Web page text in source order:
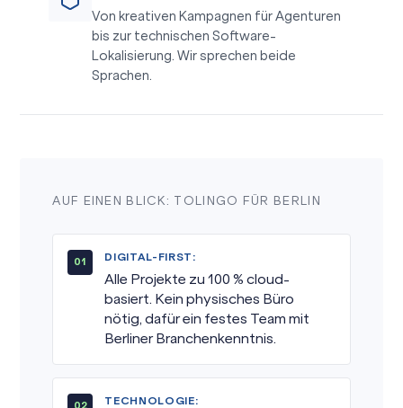
Von kreativen Kampagnen für Agenturen
bis zur technischenSoftware-
Lokalisierung. Wir sprechen beide
Sprachen.
AUF EINEN BLICK: TOLINGO FÜR BERLIN
DIGITAL-FIRST:
Alle Projekte zu 100 % cloud-
basiert. Kein physisches Büro
nötig, dafür ein festes Team mit
Berliner Branchenkenntnis.
TECHNOLOGIE: